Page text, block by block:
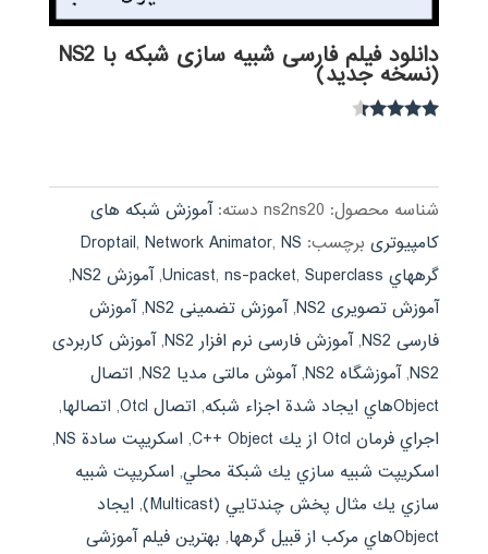
دانلود فیلم فارسی شبیه سازی شبکه با NS2
(نسخه جدید)
شناسه محصول: ns2ns20 دسته:آموزش شبکه های
کامپیوتری برچسب: Droptail,Network Animator,NS
گره‏هاي Unicast
,ns-packet,Superclass
,آموزش NS2
,
آموزش تصویری NS2
,آموزش تضمینی NS2 ,آموزش
فارسی NS2
,آموزش فارسی نرم افزار NS2 ,آموزش کاربردی
NS2
,آموزشگاه NS2 ,آموش مالتی مدیا NS2 , اتصال
Objectهاي ايجاد شدة اجزاء شبكه
, اتصال Otcl , اتصالها,
اجراي فرمان Otcl از يك C++ Object
, اسكريپت سادة NS
,
اسكريپت شبيه سازي يك شبكة محلي, اسكريپت شبيه
سازي يك مثال پخش چندتايي (Multicast)
, ايجاد
Objectهاي مركب از قبيل گره‏ها
, بهترین فیلم آموزشی